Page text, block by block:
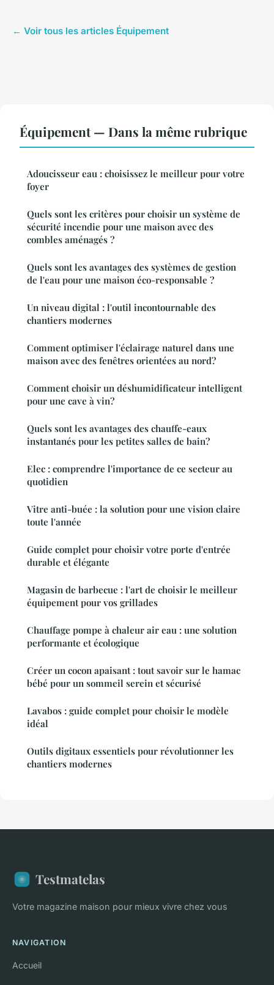
← Voir tous les articles Équipement
Équipement — Dans la même rubrique
Adoucisseur eau : choisissez le meilleur pour votre
foyer
Quels sont les critères pour choisir un système de
sécurité incendie pour une maison avec des
combles aménagés ?
Quels sont les avantages des systèmes de gestion
de l'eau pour une maison éco-responsable ?
Un niveau digital : l'outil incontournable des
chantiers modernes
Comment optimiser l'éclairage naturel dans une
maison avec des fenêtres orientées au nord?
Comment choisir un déshumidificateur intelligent
pour une cave à vin?
Quels sont les avantages des chauffe-eaux
instantanés pour les petites salles de bain?
Elec : comprendre l'importance de ce secteur au
quotidien
Vitre anti-buée : la solution pour une vision claire
toute l'année
Guide complet pour choisir votre porte d'entrée
durable et élégante
Magasin de barbecue : l'art de choisir le meilleur
équipement pour vos grillades
Chauffage pompe à chaleur air eau : une solution
performante et écologique
Créer un cocon apaisant : tout savoir sur le hamac
bébé pour un sommeil serein et sécurisé
Lavabos : guide complet pour choisir le modèle
idéal
Outils digitaux essentiels pour révolutionner les
chantiers modernes
Testmatelas
Votre magazine maison pour mieux vivre chez vous
NAVIGATION
Accueil